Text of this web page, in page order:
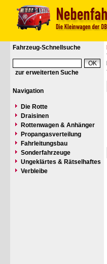
Fahrzeug-Schnellsuche
zur erweiterten Suche
Navigation
Die Rotte
Draisinen
Rottenwagen & Anhänger
Propangasverteilung
Fahrleitungsbau
Sonderfahrzeuge
Ungeklärtes & Rätselhaftes
Verbleibe